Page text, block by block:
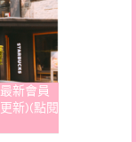
新會員
新)(點閱